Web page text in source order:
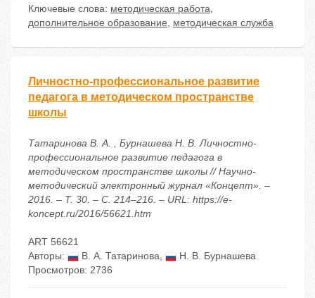
Ключевые слова: методическая работа,
дополнительное образование, методическая служба
Личностно-профессиональное развитие
педагога в методическом пространстве
школы
Татаринова В. А. , Бурнашева Н. В. Личностно-
профессиональное развитие педагога в
методическом пространстве школы // Научно-
методический электронный журнал «Концепт». –
2016. – Т. 30. – С. 214–216. – URL: https://e-
koncept.ru/2016/56621.htm
ART 56621
Авторы:
В. А. Татаринова,
Н. В. Бурнашева
Просмотров: 2736